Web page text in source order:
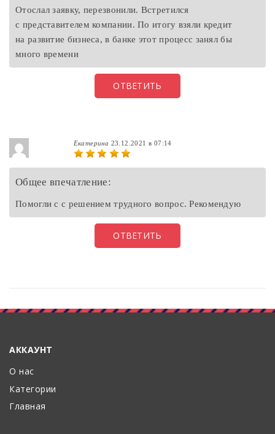
Отослал заявку, перезвонили. Встретился
с представителем компании. По итогу взяли кредит
на развитие бизнеса, в банке этот процесс занял бы
много времени
ОТВЕТИТЬ
Екатерина 23.12.2021 в 07:14
Общее впечатление:
Помогли с с решением трудного вопрос. Рекомендую
ОТВЕТИТЬ
АККАУНТ
О нас
Категории
Главная